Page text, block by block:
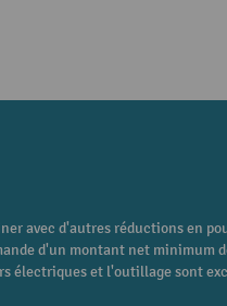
avec d'autres réductions en
d'un montant net minimum
électriques et l'outillage sont